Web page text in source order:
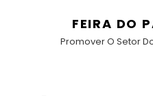
FEIRA DO
Promover O Setor